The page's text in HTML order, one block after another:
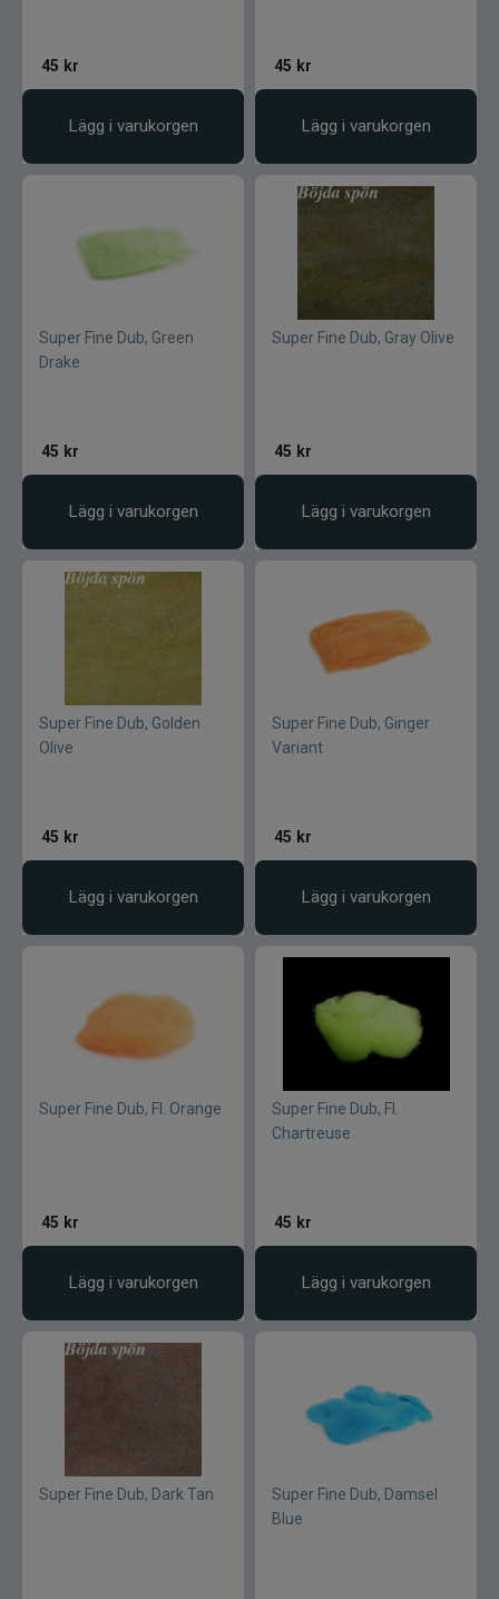
Martiini
Maxximus
Molix
Mustad
Nils Master
Okuma
Owner
Pinewood
Pikewallis
Pikecraft
Pulz Bait
Rapala
45 kr
Lägg i varukorgen
45 kr
Lägg i varukorgen
Super Fine Dub, Green
Drake
45 kr
Lägg i varukorgen
Super Fine Dub, Gray Olive
45 kr
Lägg i varukorgen
Super Fine Dub, Golden
Olive
45 kr
Lägg i varukorgen
Super Fine Dub, Ginger
Variant
45 kr
Lägg i varukorgen
Super Fine Dub, Fl. Orange
45 kr
Lägg i varukorgen
Super Fine Dub, Fl.
Chartreuse
45 kr
Lägg i varukorgen
Super Fine Dub, Dark Tan
Super Fine Dub, Damsel
Blue